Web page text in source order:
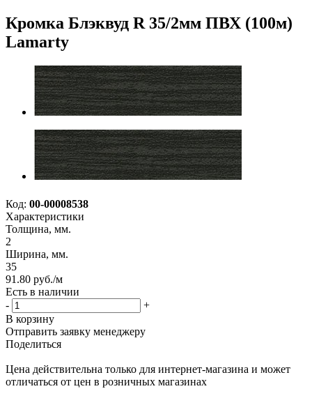
Кромка Блэквуд R 35/2мм ПВХ (100м)
Lamarty
Код: 00-00008538
Характеристики
Толщина, мм.
2
Ширина, мм.
35
91.80 руб./м
Есть в наличии
-
+
В корзину
Отправить заявку менеджеру
Поделиться
Цена действительна только для интернет-магазина и может
отличаться от цен в розничных магазинах